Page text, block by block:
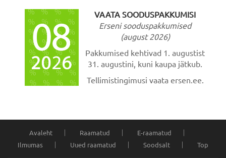
VAATA SOODUSPAKKUMISI
Erseni sooduspakkumised
(august 2026)
Pakkumised kehtivad 1. augustist
31. augustini, kuni kaupa jätkub.
Tellimistingimusi vaata ersen.ee.
Avaleht Raamatud
E-raamatud
Ilmumas
Uued raamatud Soodsalt Top